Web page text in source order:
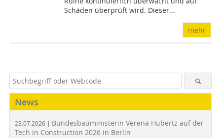
Schäden überprüft wird. Dieser...
mehr
News
23.07.2026 | Bundesbauministerin Verena Hubertz auf der
Tech in Construction 2026 in Berlin